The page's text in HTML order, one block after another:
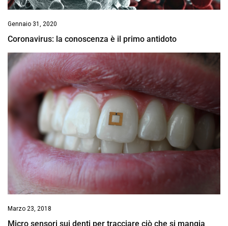
Gennaio 31, 2020
Coronavirus: la conoscenza è il primo antidoto
Marzo 23, 2018
Micro sensori sui denti per tracciare ciò che si mangia